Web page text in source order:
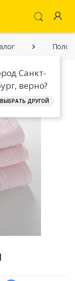
Санкт-
верно?
ВЫБРАТЬ ДРУГОЙ